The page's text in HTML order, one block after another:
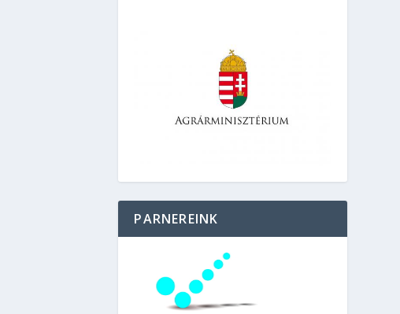
PARNEREINK